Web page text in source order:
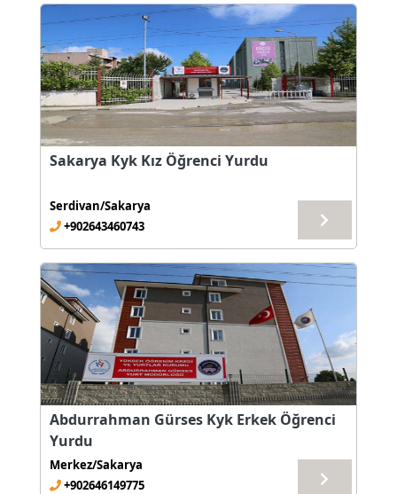
Sakarya Kyk Kız Öğrenci Yurdu
Serdivan/Sakarya
+902643460743
Abdurrahman Gürses Kyk Erkek Öğrenci
Yurdu
Merkez/Sakarya
+902646149775